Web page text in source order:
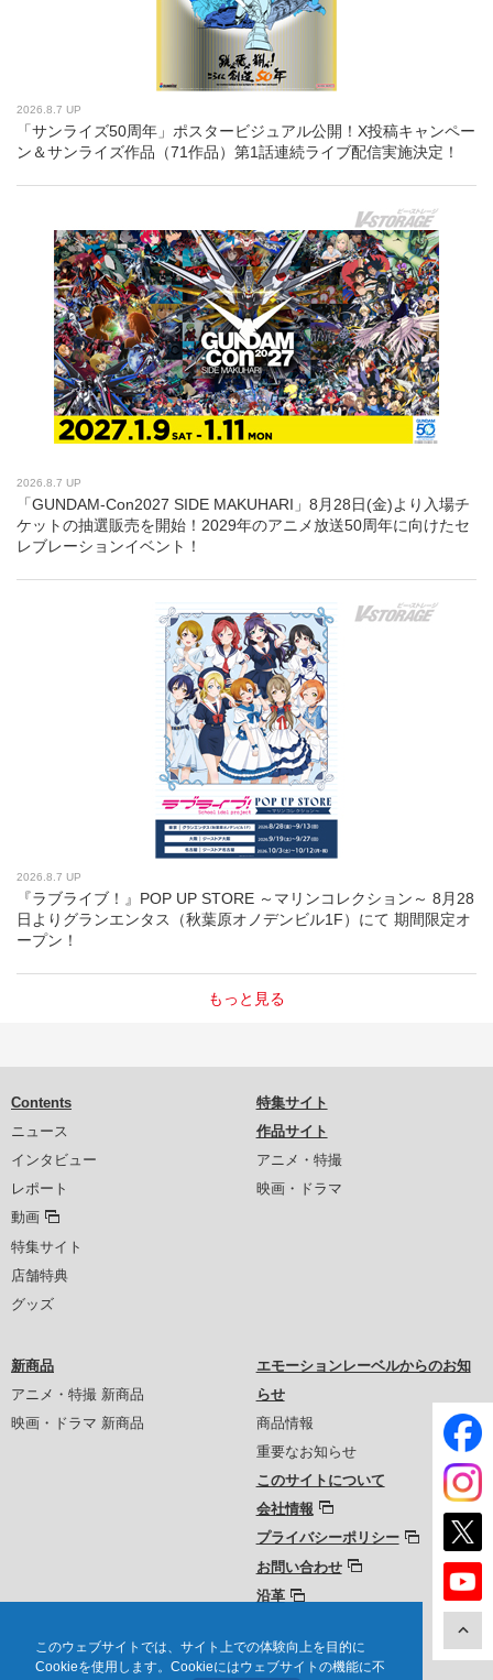
このウェブサイトでは、サイト上での体験向上を目的に
Cookieを使用します。Cookieにはウェブサイトの機能に不
2026.8.7 UP
「サンライズ50周年」ポスタービジュアル公開！X投稿キャンペー
ン＆サンライズ作品（71作品）第1話連続ライブ配信実施決定！
2026.8.7 UP
「GUNDAM-Con2027 SIDE MAKUHARI」8月28日(金)より入場チ
ケットの抽選販売を開始！2029年のアニメ放送50周年に向けたセ
レブレーションイベント！
2026.8.7 UP
『ラブライブ！』POP UP STORE ～マリンコレクション～ 8月28
日よりグランエンタス（秋葉原オノデンビル1F）にて 期間限定オ
ープン！
もっと見る
Contents
ニュース
インタビュー
レポート
動画
特集サイト
店舗特典
グッズ
特集サイト
作品サイト
アニメ・特撮
映画・ドラマ
新商品
アニメ・特撮 新商品
映画・ドラマ 新商品
エモーションレーベルからのお知
らせ
商品情報
重要なお知らせ
このサイトについて
会社情報
プライバシーポリシー
お問い合わせ
沿革